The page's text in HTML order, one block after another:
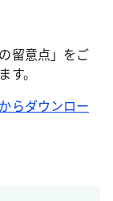
留意点」をご
。
らダウンロー